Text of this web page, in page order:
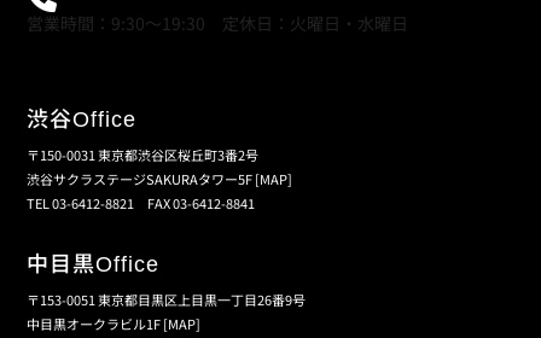
営業時間：9:30～19:30 定休日：火曜日・水曜日
渋谷Office
〒150-0031 東京都渋谷区桜丘町3番2号
渋谷サクラステージSAKURAタワー5F[MAP]
TEL 03-6412-8821 FAX 03-6412-8841
中目黒Office
〒153-0051 東京都目黒区上目黒一丁目26番9号
中目黒オークラビル1F[MAP]